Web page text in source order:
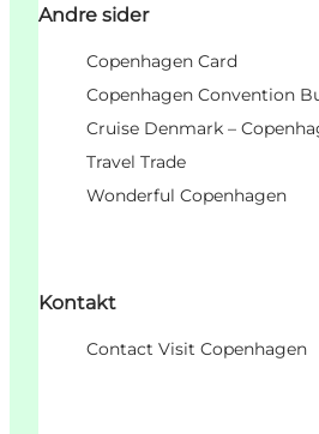
Andre sider
Copenhagen Card
Copenhagen Convention
Cruise Denmark –
Travel Trade
Wonderful Copenhagen
Kontakt
Contact Visit Copenhagen